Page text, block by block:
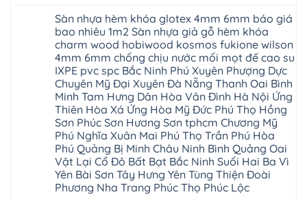
Nam
Định
Sóc
Sơn
Ninh
Bình
Thái
Bình
Vĩnh
Phúc
Tây
Hồ
Thanh
Hóa
Đống
Đa
Nghệ
An
đà
nẵng
thanh
xuân
cầu
giấy
hoành
bồ
hạ
long
ninh
giang
hoàng
mai
quảng
ninh
tây
hồ
sơn
tây
nhựa
composite
Phúc
Thọ
Phúc
Lộc
Hát
Môn
Sài
Gòn
Thạch
Thất
Hạ
Bằng
Tây
Phương
tphcm
Hòa
Lạc
Yên
Xuân
nghiệp
tại
Hà
Nội
Sửa
sàn
nhựa
giả
gỗ
Sửa
mặt
bậc
cầu
thang
nhựa
sửa
cửa
nhựa
composite
Thanh
bình
luận
ở
Sửa
sàn
gỗ
bị
hở
tại
Hà
Nội
Sửa
sàn
gỗ
công
nghiệp
bị
hở
Sửa
sàn
Sàn nhựa hèm khóa glotex 4mm 6mm báo giá
bao nhiêu 1m2 Sàn nhựa giả gỗ hèm khóa
charm wood hobiwood kosmos fukione wilson
4mm 6mm chống chịu nước mối mọt đế cao su
IXPE pvc spc Bắc Ninh Phú Xuyên Phượng Dực
Chuyên Mỹ Đại Xuyên Đà Nẵng Thanh Oai Bình
Minh Tam Hưng Dân Hòa Vân Đình Hà Nội Ứng
Thiên Hòa Xá Ứng Hòa Mỹ Đức Phú Thọ Hồng
Sơn Phúc Sơn Hương Sơn tphcm Chương Mỹ
Phú Nghĩa Xuân Mai Phú Thọ Trần Phú Hòa
Phú Quảng Bị Minh Châu Ninh Bình Quảng Oai
Vật Lại Cổ Đô Bất Bạt Bắc Ninh Suối Hai Ba Vì
Yên Bài Sơn Tây Hưng Yên Tùng Thiện Đoài
Phương Nha Trang Phúc Thọ Phúc Lộc